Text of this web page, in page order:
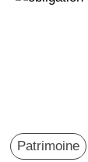
Patrimoine